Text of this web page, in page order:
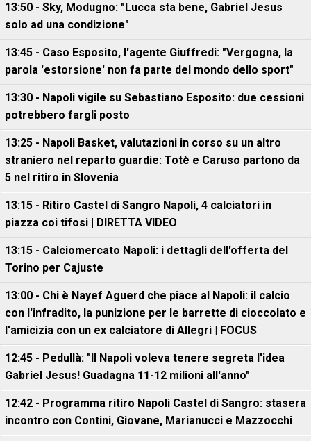
13:50 - Sky, Modugno: "Lucca sta bene, Gabriel Jesus
solo ad una condizione"
13:45 - Caso Esposito, l'agente Giuffredi: "Vergogna, la
parola 'estorsione' non fa parte del mondo dello sport"
13:30 - Napoli vigile su Sebastiano Esposito: due cessioni
potrebbero fargli posto
13:25 - Napoli Basket, valutazioni in corso su un altro
straniero nel reparto guardie: Totè e Caruso partono da
5 nel ritiro in Slovenia
13:15 - Ritiro Castel di Sangro Napoli, 4 calciatori in
piazza coi tifosi | DIRETTA VIDEO
13:15 - Calciomercato Napoli: i dettagli dell'offerta del
Torino per Cajuste
13:00 - Chi è Nayef Aguerd che piace al Napoli: il calcio
con l'infradito, la punizione per le barrette di cioccolato e
l'amicizia con un ex calciatore di Allegri | FOCUS
12:45 - Pedullà: "Il Napoli voleva tenere segreta l'idea
Gabriel Jesus! Guadagna 11-12 milioni all'anno"
12:42 - Programma ritiro Napoli Castel di Sangro: stasera
incontro con Contini, Giovane, Marianucci e Mazzocchi